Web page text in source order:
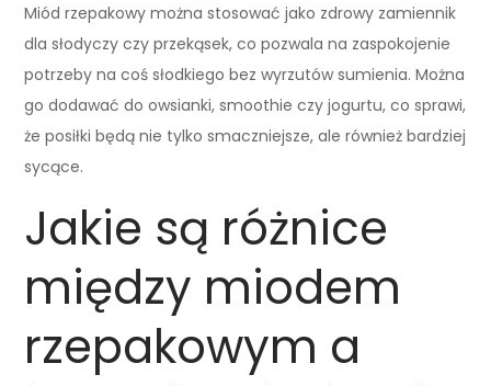
Miód rzepakowy można stosować jako zdrowy zamiennik
dla słodyczy czy przekąsek, co pozwala na zaspokojenie
potrzeby na coś słodkiego bez wyrzutów sumienia. Można
go dodawać do owsianki, smoothie czy jogurtu, co sprawi,
że posiłki będą nie tylko smaczniejsze, ale również bardziej
sycące.
Jakie są różnice
między miodem
rzepakowym a